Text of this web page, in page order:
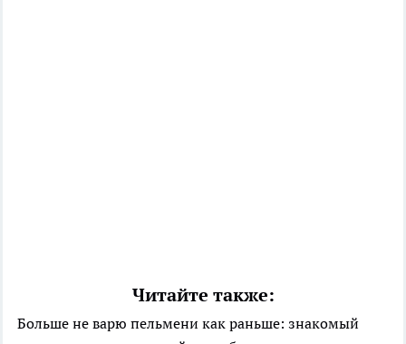
Читайте также:
Больше не варю пельмени как раньше: знакомый